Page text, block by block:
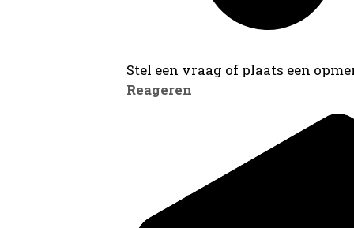
Stel een vraag of plaats een
Reageren